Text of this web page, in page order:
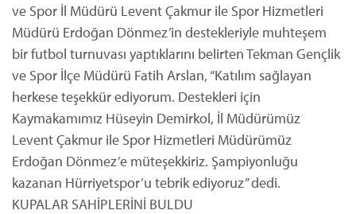
ve Spor İl Müdürü Levent Çakmur ile Spor Hizmetleri
Müdürü Erdoğan Dönmez’in destekleriyle muhteşem
bir futbol turnuvası yaptıklarını belirten Tekman Gençlik
ve Spor İlçe Müdürü Fatih Arslan, “Katılım sağlayan
herkese teşekkür ediyorum. Destekleri için
Kaymakamımız Hüseyin Demirkol, İl Müdürümüz
Levent Çakmur ile Spor Hizmetleri Müdürümüz
Erdoğan Dönmez’e müteşekkiriz. Şampiyonluğu
kazanan Hürriyetspor’u tebrik ediyoruz” dedi.
KUPALAR SAHİPLERİNİ BULDU